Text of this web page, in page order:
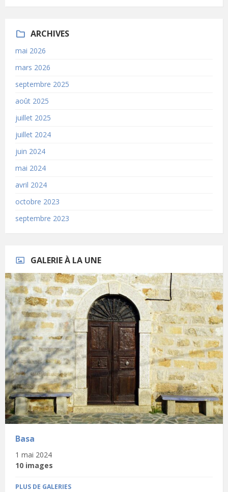
ARCHIVES
mai 2026
mars 2026
septembre 2025
août 2025
juillet 2025
juillet 2024
juin 2024
mai 2024
avril 2024
octobre 2023
septembre 2023
GALERIE À LA UNE
Basa
1 mai 2024
10 images
PLUS DE GALERIES